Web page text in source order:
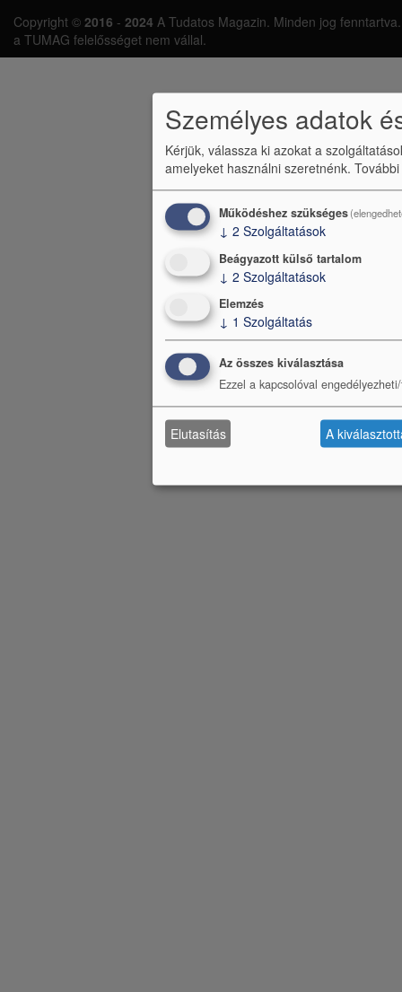
L
á
Copyright © 2016 - 2024 A Tudatos Magazin. Minden jog
a TUMAG felelősséget nem vállal.
Személyes adatok
Kérjük, válassza ki azokat a
amelyeket használni szeretnénk.
Működéshez szükséges
↓ 2 Szolgáltatások
Beágyazott külső tartalom
↓ 2 Szolgáltatások
Elemzés
↓ 1 Szolgáltatás
Az összes kiválasztása
Ezzel a kapcsolóval
Elutasítás A